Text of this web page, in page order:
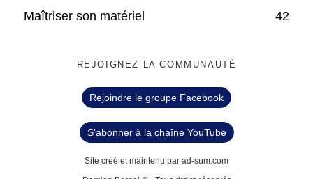
Maîtriser son matériel
42
REJOIGNEZ LA COMMUNAUTÉ
Rejoindre le groupe Facebook
S'abonner à la chaîne YouTube
Site créé et maintenu par ad-sum.com